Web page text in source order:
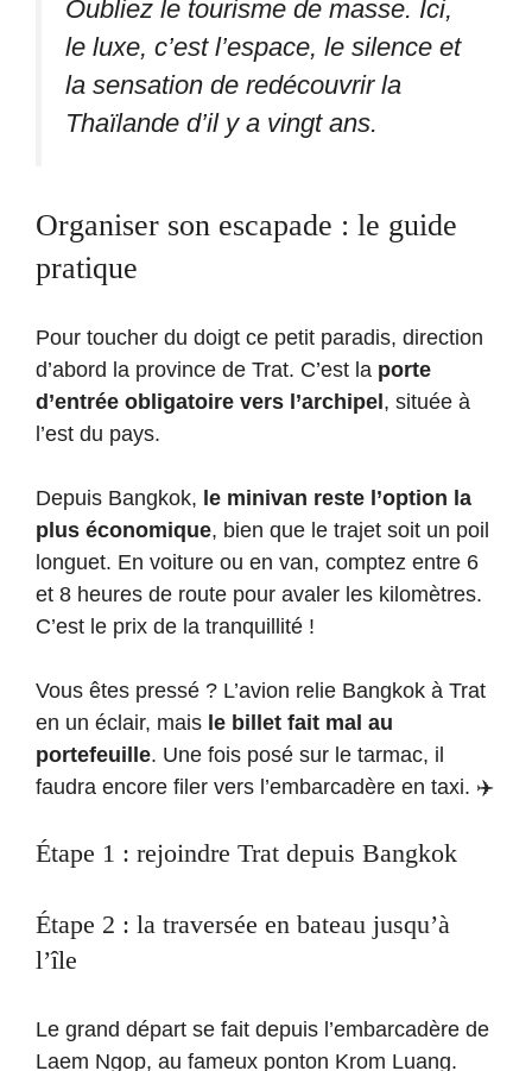
Oubliez le tourisme de masse. Ici,
le luxe, c’est l’espace, le silence et
la sensation de redécouvrir la
Thaïlande d’il y a vingt ans.
Organiser son escapade : le guide
pratique
Pour toucher du doigt ce petit paradis, direction
d’abord la province de Trat. C’est la porte
d’entrée obligatoire vers l’archipel, située à
l’est du pays.
Depuis Bangkok, le minivan reste l’option la
plus économique, bien que le trajet soit un poil
longuet. En voiture ou en van, comptez entre 6
et 8 heures de route pour avaler les kilomètres.
C’est le prix de la tranquillité !
Vous êtes pressé ? L’avion relie Bangkok à Trat
en un éclair, mais le billet fait mal au
portefeuille. Une fois posé sur le tarmac, il
faudra encore filer vers l’embarcadère en taxi. ✈️
Étape 1 : rejoindre Trat depuis Bangkok
Étape 2 : la traversée en bateau jusqu’à
l’île
Le grand départ se fait depuis l’embarcadère de
Laem Ngop, au fameux ponton Krom Luang.